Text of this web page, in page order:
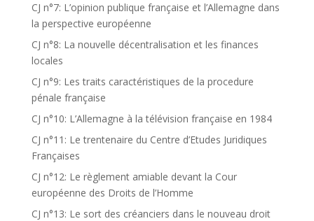
CJ n°7: L’opinion publique française et l’Allemagne dans
la perspective européenne
CJ n°8: La nouvelle décentralisation et les finances
locales
CJ n°9: Les traits caractéristiques de la procedure
pénale française
CJ n°10: L’Allemagne à la télévision française en 1984
CJ n°11: Le trentenaire du Centre d’Etudes Juridiques
Françaises
CJ n°12: Le règlement amiable devant la Cour
européenne des Droits de l’Homme
CJ n°13: Le sort des créanciers dans le nouveau droit